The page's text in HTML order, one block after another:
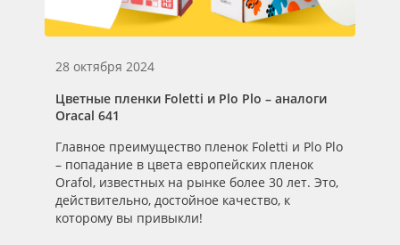
28 октября 2024
Цветные пленки Foletti и Plo Plo – аналоги
Oracal 641
Главное преимущество пленок Foletti и Plo Plo
– попадание в цвета европейских пленок
Orafol, известных на рынке более 30 лет. Это,
действительно, достойное качество, к
которому вы привыкли!